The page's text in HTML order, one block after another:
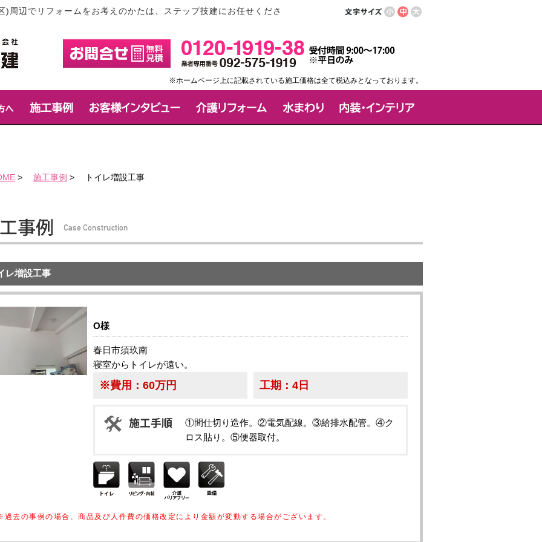
周辺でリフォームをお考えのかたは、ステップ技建にお任せくださ
※ホームページ上に記載されている施工価格は全て税込みとなっております。
> 施工事例 > トイレ増設工事
レ増設工事
O様
春日市須玖南
寝室からトイレが遠い。
※費用： 60万円 工期： 4日
①間仕切り造作。②電気配線。③給排水配管。④ク
ロス貼り。⑤便器取付。
去の事例の場合、商品及び人件費の価格改定により金額が変動する場合がございます。